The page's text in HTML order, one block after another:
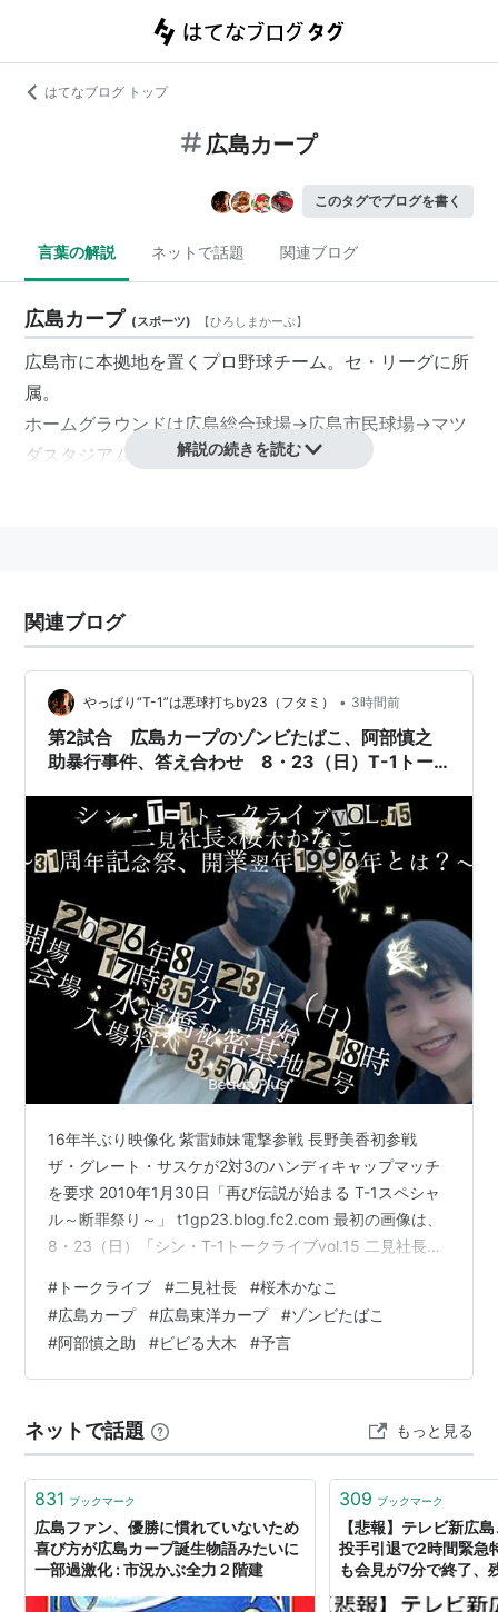
はてなブログ トップ
広島カープ
このタグでブログを書く
言葉の解説 ネットで話題 関連ブログ
広島カープ (スポーツ) 【ひろしまかーぷ】
広島市に本拠地を置くプロ野球チーム。セ・リーグに所
属。
ホームグラウンドは広島総合球場→広島市民球場→マツ
ダスタジアム
球団名が広島城の通称・鯉城より「広島カープ」と
なる。
同年、セントラル・リーグに加盟。
球団存亡の危機に直面、たる募金などで援助を募
り、選手やファンの支えもあって存続。
1959年、広島市民球場にホームグラウンドを移転。
1968年、球団存亡の危機を救った東洋工業（現
MAZDA）に敬意を払い「東洋」の文字を冠し、「広
島東洋カープ」と改称。
転じて、広島東洋カープの略称でもある。
→広島東洋カープ
歴代監督
（1950-1953）
白石勝巳（1953-1960）
門前真佐人（1961-1962）
白石勝巳
（1963-1965）
長谷川良平
（1965-1967）
解説の続きを読む
関連ブログ
やっぱり“T-1”は悪球打ちby23（フタミ） • 3時間前
第2試合 広島カープのゾンビたばこ、阿部慎之
助暴行事件、答え合わせ 8・23（日）T-1トー
祭、開業翌年1996年とは？～ 水道橋秘密基地2
16年半ぶり映像化 紫雷姉妹電撃参戦 長野美香初参戦
ザ・グレート・サスケが2対3のハンディキャップマッチ
を要求 2010年1月30日「再び伝説が始まる T-1スペシャ
ル～断罪祭り～」 t1gp23.blog.fc2.com 最初の画像は、
8・23（日）「シン・T-1トークライブvol.15 二見社長×
ビジュアルポスター第四弾。 かなこさんに4種類のポス
ターの作成して頂いたが、珍しく黒をベースにしたのが3
種類あった。 2026年8月23日（日）18時「シン・T-1ト
ークライブvol.15 二見社長×桜木かなこ～31周年記念祭、
# トークライブ #二見社長 #桜木かなこ
#広島カープ #広島東洋カープ #ゾンビたばこ
#阿部慎之助 #ビビる大木 #予言
ネットで話題 もっと見る
831 ブックマーク
広島ファン、優勝に慣れていないため
喜び方が広島カープ誕生物語みたいに
一部過激化 : 市況かぶ全力２階建
309 ブックマーク
【悲報】テレビ新広
投手引退で2時間緊急
も会見が7分で終了、